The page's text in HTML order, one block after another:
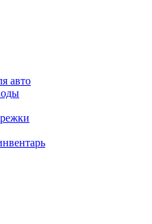
авто